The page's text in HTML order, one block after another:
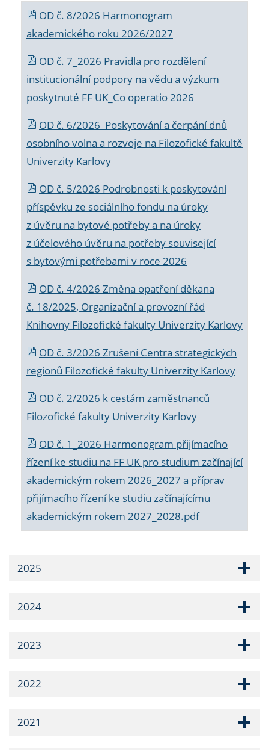
OD č. 8/2026 Harmonogram
akademického roku 2026/2027
OD č. 7_2026 Pravidla pro rozdělení
institucionální podpory na vědu a výzkum
poskytnuté FF UK_Co operatio 2026
OD č. 6/2026 Poskytování a čerpání dnů
osobního volna a rozvoje na Filozofické fakultě
Univerzity Karlovy
OD č. 5/2026 Podrobnosti k poskytování
příspěvku ze sociálního fondu na úroky
z úvěru na bytové potřeby a na úroky
z účelového úvěru na potřeby související
s bytovými potřebami v roce 2026
OD č. 4/2026 Změna opatření děkana
č. 18/2025, Organizační a provozní řád
Knihovny Filozofické fakulty Univerzity Karlovy
OD č. 3/2026 Zrušení Centra strategických
regionů Filozofické fakulty Univerzity Karlovy
OD č. 2/2026 k cestám zaměstnanců
Filozofické fakulty Univerzity Karlovy
OD č. 1_2026 Harmonogram přijímacího
řízení ke studiu na FF UK pro studium začínající
akademickým rokem 2026_2027 a příprav
přijímacího řízení ke studiu začínajícímu
akademickým rokem 2027_2028.pdf
2025
2024
2023
2022
2021